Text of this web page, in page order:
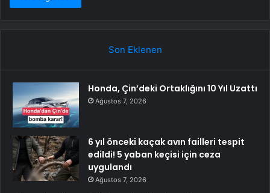
Son Eklenen
Honda, Çin’deki Ortaklığını 10 Yıl Uzattı
Ağustos 7, 2026
6 yıl önceki kaçak avın failleri tespit
edildi! 5 yaban keçisi için ceza
uygulandı
Ağustos 7, 2026